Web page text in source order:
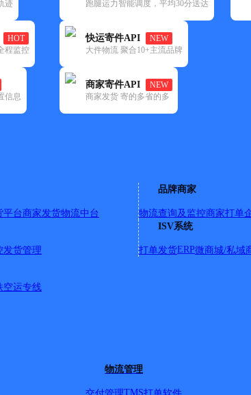
迹
HOT
程监控
信息
跑腿运力智能调度，平均30分送达
快运寄件API
NEW
大件物流 聚合10+主流品牌
商家寄件API
NEW
商家发货 寄的多省的多
平台商家发货物流中台
品牌商家
物流查询及监控商家打单
发货管理
ISV系统
打单发货ERP微商城/私域
空运专线
物流管理
TMS
递 ✕
清空已选
兰山区临西八路与开阳路交汇沿街8号